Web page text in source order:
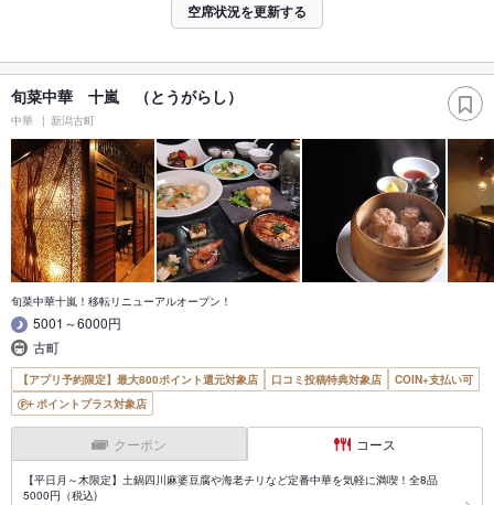
空席状況を更新する
旬菜中華 十嵐 （とうがらし）
中華 新潟古町
旬菜中華十嵐！移転リニューアルオープン！
5001～6000円
古町
【アプリ予約限定】最大800ポイント還元対象店 口コミ投稿特典対象店
COIN+支払い可
ポイントプラス対象店
クーポン コース
【平日月～木限定】土鍋四川麻婆豆腐や海老チリなど定番中華を気軽に満喫！全8品
5000円（税込)